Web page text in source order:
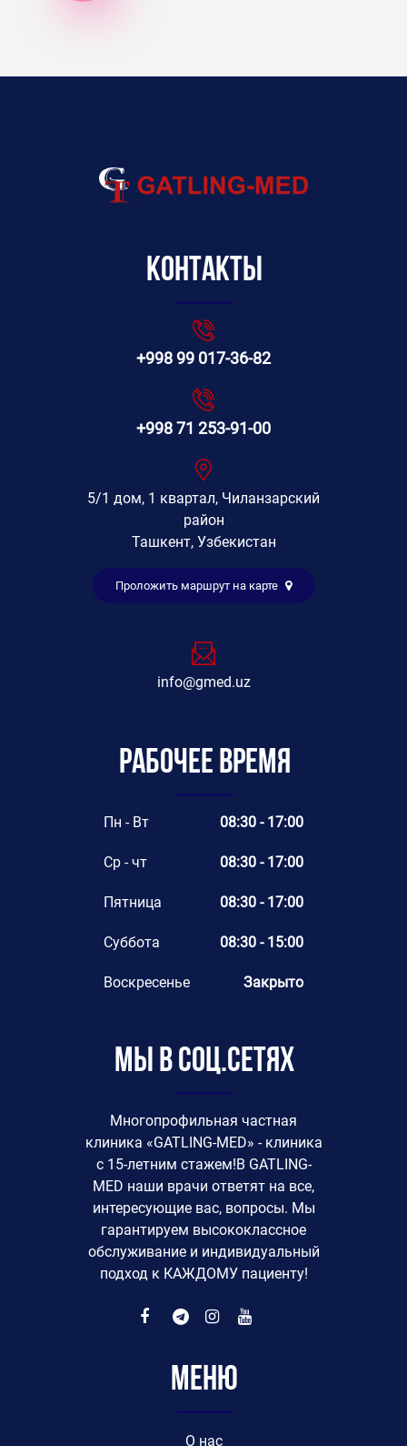
Контакты
+998 99 017-36-82
+998 71 253-91-00
5/1 дом, 1 квартал, Чиланзарский
район
Ташкент, Узбекистан
Проложить маршрут на карте
info@gmed.uz
Рабочее время
Пн - Вт 08:30 - 17:00
Ср - чт 08:30 - 17:00
Пятница 08:30 - 17:00
Суббота 08:30 - 15:00
Воскресенье Закрыто
Мы в соц.сетях
Многопрофильная частная
клиника «GATLING-MED» - клиника
с 15-летним стажем!В GATLING-
MED наши врачи ответят на все,
интересующие вас, вопросы. Мы
гарантируем высококлассное
обслуживание и индивидуальный
подход к КАЖДОМУ пациенту!
Меню
O нас